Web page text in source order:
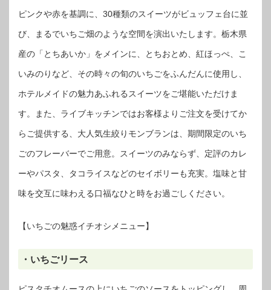
ピンクや赤を基調に、30種類のスイーツがビュッフェ台に並
び、まるでいちご畑のような空間を演出いたします。栃木県
産の「とちあいか」をメインに、とちおとめ、紅ほっぺ、こ
いみのりなど、その時々の旬のいちごをふんだんに使用し、
ホテルメイドの魅力あふれるスイーツをご堪能いただけま
す。また、ライブキッチンではお客様よりご注文を受けてか
らご提供する、大人気生絞りモンブランは、期間限定のいち
ごのフレーバーでご用意。スイーツのみならず、定評のカレ
ーやパスタ、タコライスなどのセイボリーも充実。塩味と甘
味を交互に味わえる口福なひと時をお過ごしください。
【いちごの魅惑イチオシメニュー】
・いちごリース